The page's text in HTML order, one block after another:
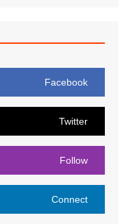
Facebook
Twitter
Follow
Connect